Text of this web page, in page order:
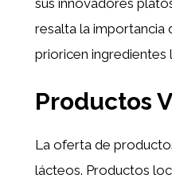
sus innovadores
resalta la importancia
prioricen ingredientes
Productos
La oferta de
lácteos. Productos